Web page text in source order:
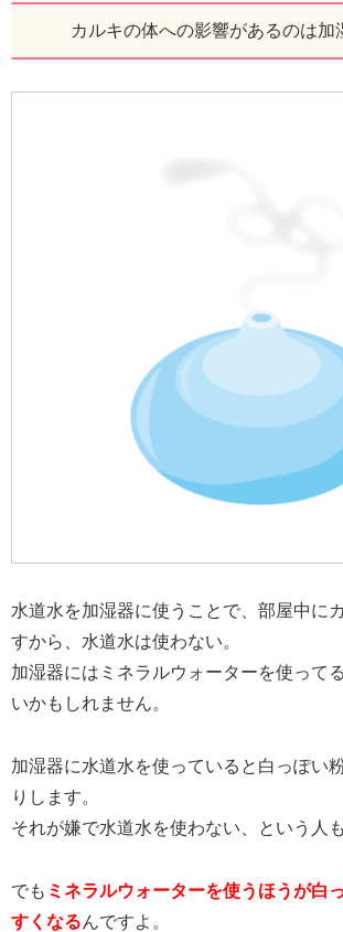
カルキの体への影響があるのは加
水道水を加湿器に使うことで、部屋中に
すから、水道水は使わない。
加湿器にはミネラルウォーターを使って
いかもしれません。
加湿器に水道水を使っていると白っぽい
りします。
それが嫌で水道水を使わない、という人
でも ミネラルウォーターを使うほうが白
すくなるんですよ。